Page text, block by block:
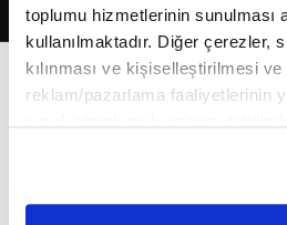
toplumu hizmetlerinin sunulması
kullanılmaktadır. Diğer çerezler,
kılınması ve kişiselleştirilmesi
reklam/pazarlama faaliyetlerinin
belirleyebilirsiniz. Çerezlere
Ayarlar butonuna tıklayabilir,